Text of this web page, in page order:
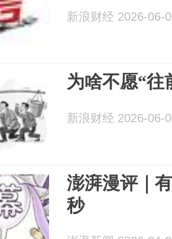
新浪财经 2026-06-
为啥不愿“往
新浪财经 2026-06-
澎湃漫评｜
秒